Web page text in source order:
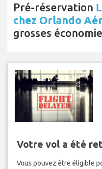
Pré-réservation
chez Orlando
grosses
Votre vol a été
Vous pouvez être éligible